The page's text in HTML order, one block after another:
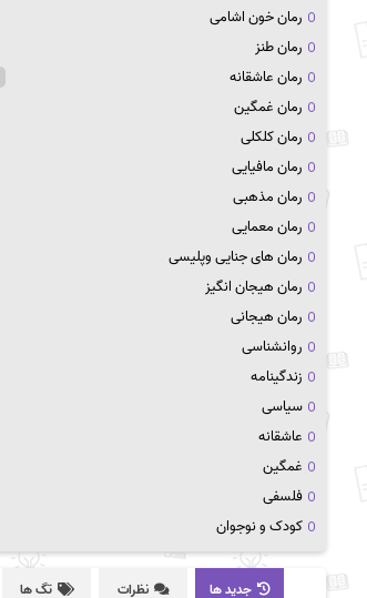
رمان خون اشامی
رمان طنز
رمان عاشقانه
رمان غمگین
رمان کلکلی
رمان مافیایی
رمان مذهبی
رمان معمایی
رمان های جنایی وپلیسی
رمان هیجان انگیز
رمان هیجانی
روانشناسی
زندگینامه
سیاسی
عاشقانه
غمگین
فلسفی
کودک و نوجوان
جدید ها نظرات تگ ها